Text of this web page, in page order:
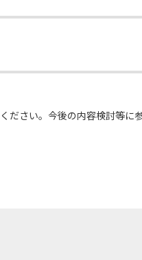
ださい。今後の内容検討等に